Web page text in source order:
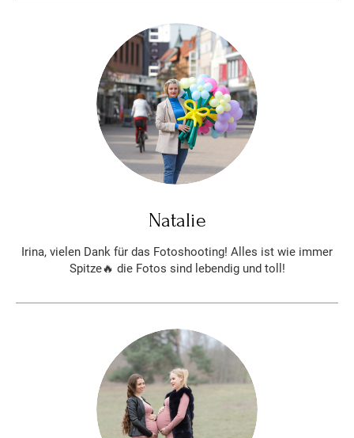
Natalie
Irina, vielen Dank für das Fotoshooting! Alles ist wie immer
Spitze🔥 die Fotos sind lebendig und toll!